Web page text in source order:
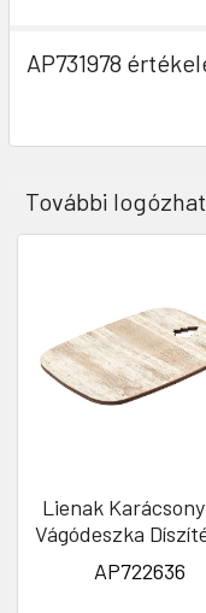
AP731978
További
Lienak
Vágódeszka
AP722636